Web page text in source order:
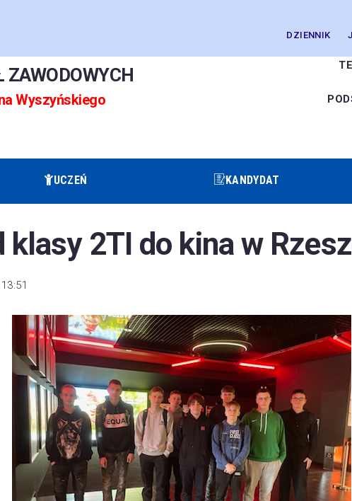
DZIENNIK
ZAWODOWYCH
Wyszyńskiego
UCZEŃ KANDYDAT
klasy 2TI do kina w